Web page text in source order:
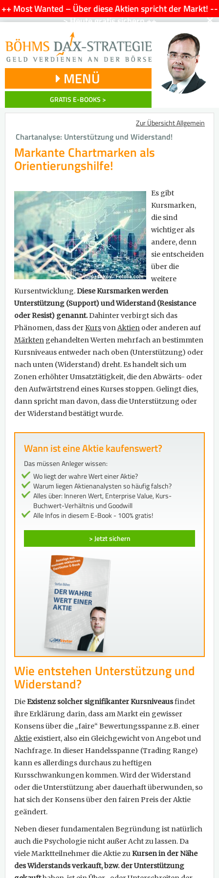
++ Most Wanted – Über diese Aktien spricht der Markt! --
> Heute gratis sichern ++
×
MENÜ
GRATIS E-BOOKS >
Zur Übersicht Allgemein
Chartanalyse: Unterstützung und Widerstand!
Markante Chartmarken als
Orientierungshilfe!
Es gibt
Kursmarken,
die sind
wichtiger als
andere, denn
sie entscheiden
über die
weitere
Kursentwicklung.Diese Kursmarken werden
Unterstützung (Support) und Widerstand (Resistance
oder Resist) genannt.Dahinter verbirgt sich das
Phänomen, dass derKursvonAktien oder anderen auf
Märkten gehandelten Werten mehrfach an bestimmten
Kursniveaus entweder nach oben (Unterstützung) oder
nach unten (Widerstand) dreht. Es handelt sich um
Zonen erhöhter Umsatztätigkeit, die den Abwärts- oder
den Aufwärtstrend eines Kurses stoppen. Gelingt dies,
dann spricht man davon, dass die Unterstützung oder
der Widerstand bestätigt wurde.
Wann ist eine Aktie kaufenswert?
Das müssen Anleger wissen:
Wo liegt der wahre Wert einer Aktie?
Warum liegen Aktienanalysten so häufig falsch?
Alles über: Inneren Wert, Enterprise Value, Kurs-
Buchwert-Verhältnis und Goodwill
Alle Infos in diesem E-Book - 100% gratis!
> Jetzt sichern
Wie entstehen Unterstützung und
Widerstand?
DieExistenz solcher signifikanter Kursniveausfindet
ihre Erklärung darin, dass am Markt ein gewisser
Konsens über die „faire“ Bewertungsspanne z.B. einer
Aktie existiert, also ein Gleichgewicht von Angebot und
Nachfrage. In dieser Handelsspanne (Trading Range)
kann es allerdings durchaus zu heftigen
Kursschwankungen kommen. Wird der Widerstand
oder die Unterstützung aber dauerhaft überwunden, so
hat sich der Konsens über den fairen Preis der Aktie
geändert.
Neben dieser fundamentalen Begründung ist natürlich
auch die Psychologie nicht außer Acht zu lassen. Da
viele Marktteilnehmer die Aktie zuKursen in der Nähe
des Widerstands verkauft, bzw. der Unterstützung